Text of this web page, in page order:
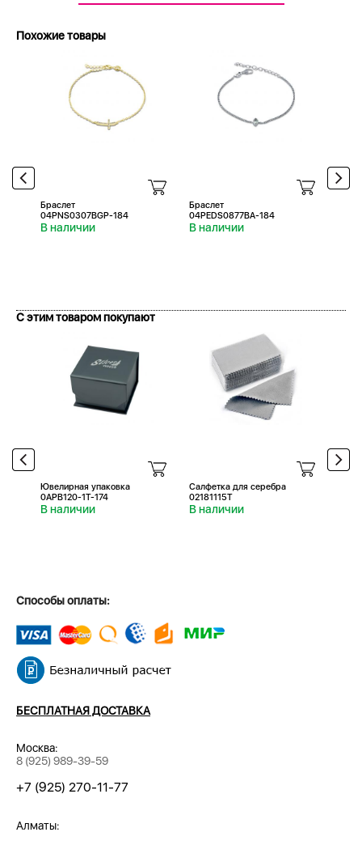
Похожие товары
Браслет
04PNS0307BGP-184
В наличии
Браслет
04PEDS0877BA-184
В наличии
С этим товаром покупают
Ювелирная упаковка
0APB120-1T-174
В наличии
Салфетка для серебра
02181115T
В наличии
Способы оплаты:
БЕСПЛАТНАЯ ДОСТАВКА
Москва:
8 (925) 989-39-59
+7 (925) 270-11-77
Алматы: